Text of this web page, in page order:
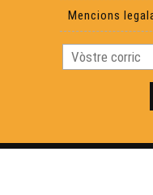
Macarel
Lo marcat
Aspa : lo
Mencions